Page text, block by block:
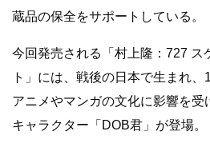
蔵品の保全をサポートしている。
今回発売される「村上隆：727 ス
ト」には、戦後の日本で生まれ
アニメやマンガの文化に影響を受
キャラクター「DOB君」が登場。